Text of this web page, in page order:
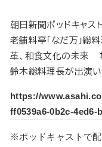
朝日新聞ポッドキャスト
老舗料亭「なだ万」総
革、和食文化の未
鈴木総料理長が出演い
https://
ff0539a6-0b2c-4ed6-
※ポッドキャスト で